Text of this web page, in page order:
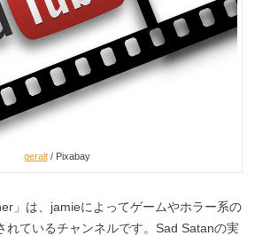
geralt/ Pixabay
」は、jamieによってゲームやホラー系の
れているチャンネルです。Sad Satanの実